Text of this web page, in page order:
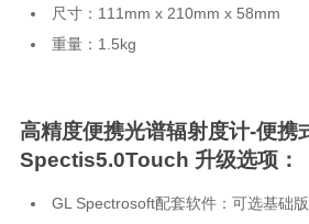
尺寸：111mm x 210mm x 58mm
重量：1.5kg
高精度便携光谱辐射度计-便携
Spectis5.0Touch 升级选项：
GL Spectrosoft配套软件：可选基础版